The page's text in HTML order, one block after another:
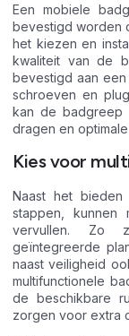
Een mobiele
bevestigd worden
het kiezen en
kwaliteit van de
bevestigd aan
schroeven en
kan de badgreep
dragen en
Kies voor
Naast het
stappen, kunnen
vervullen. Zo
geïntegreerde
naast veiligheid
multifunctionele
de beschikbare
zorgen voor extra